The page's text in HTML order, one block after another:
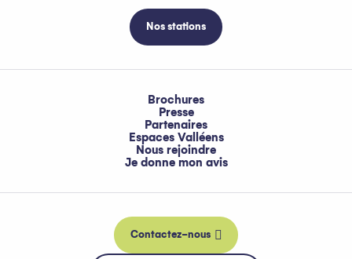
Nos stations
Brochures
Presse
Partenaires
Espaces Valléens
Nous rejoindre
Je donne mon avis
Contactez-nous